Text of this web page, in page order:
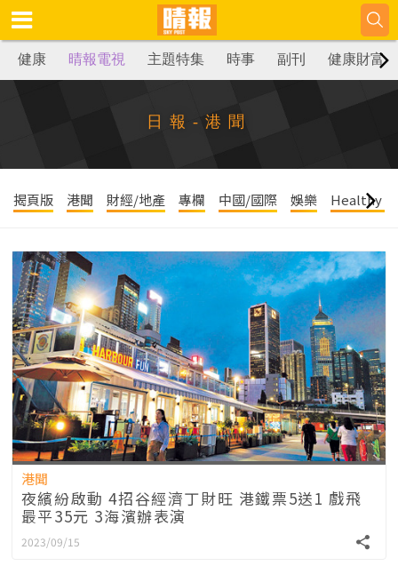
健康 晴報電視 主題特集 時事 副刊 健康財富
日報-港聞
揭頁版 港聞 財經/地產 專欄 中國/國際 娛樂 Healthy
港聞
夜繽紛啟動 4招谷經濟丁財旺 港鐵票5送1 戲飛
最平35元 3海濱辦表演
2023/09/15